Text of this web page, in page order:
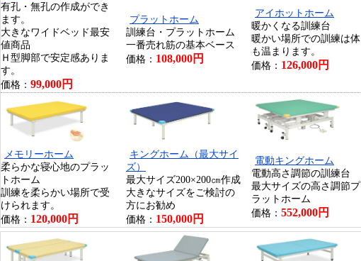
有孔・無孔の作成ができ
ます。
大きなワイドベッド最安
値商品
Ｈ型脚部で安定感ありま
す。
価格： 99,000円
プラットホーム
訓練台・プラットホーム
一番売れ筋の基本ベース
価格： 108,000円
アイホットホーム
暖かくなる訓練台
暖かい場所での訓練は体
も温まります。
価格： 126,000円
メモリーホーム
柔らかな寝心地のプラッ
トホーム
訓練を柔らかい場所で受
けられます。
価格： 120,000円
キングホーム（最大サイ
ズ）
最大サイズ200×200㎝作成
大きなサイズをご検討の
方にお勧め
価格： 150,000円
電動キングホーム
電動高さ調節の訓練台
最大サイズの高さ調節プ
ラットホーム
価格： 552,000円